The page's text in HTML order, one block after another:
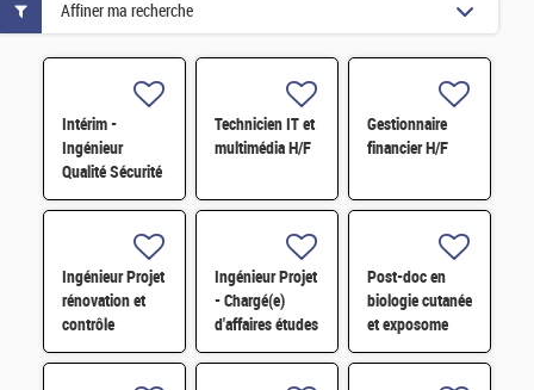
Intérim -
Ingénieur
Qualité Sécurité
Environnement
Technicien IT et
multimédia H/F
Gestionnaire
financier H/F
Ingénieur Projet
rénovation et
contrôle
commande
Ingénieur Projet
- Chargé(e)
d'affaires études
et travaux STEL
Post-doc en
biologie cutanée
et exposome
H/F
Affiner ma recherche